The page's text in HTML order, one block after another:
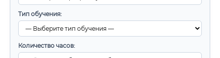
Тип обучения:
Количество часов: